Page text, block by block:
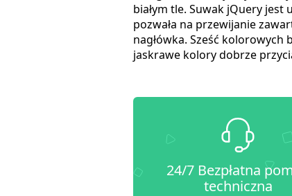
białym tle. Suwak jQuery
pozwała na przewijanie
nagłówka. Sześć
jaskrawe kolory dobrze
24/7 Bezpłatna
techniczna